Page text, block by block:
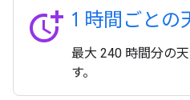
more_time 1 時間ごとの
最大 240 時間分の
す。